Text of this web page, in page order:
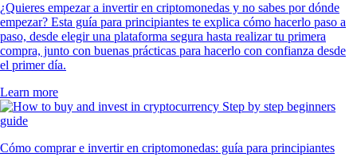
¿Quieres empezar a invertir en criptomonedas y no sabes por dónde
empezar? Esta guía para principiantes te explica cómo hacerlo paso a
paso, desde elegir una plataforma segura hasta realizar tu primera
compra, junto con buenas prácticas para hacerlo con confianza desde
el primer día.
Learn more
Cómo comprar e invertir en criptomonedas: guía para principiantes